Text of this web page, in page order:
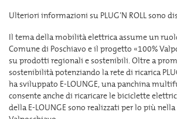
Ulteriori informazioni su PLUG’N ROLL sono
Il tema della mobilità elettrica assume un
Comune di Poschiavo e il progetto «100%
su prodotti regionali e sostenibili. Oltre a
sostenibilità potenziando la rete di ricarica
ha sviluppato E-LOUNGE, una panchina
consente anche di ricaricare le biciclette
della E-LOUNGE sono realizzati per lo più